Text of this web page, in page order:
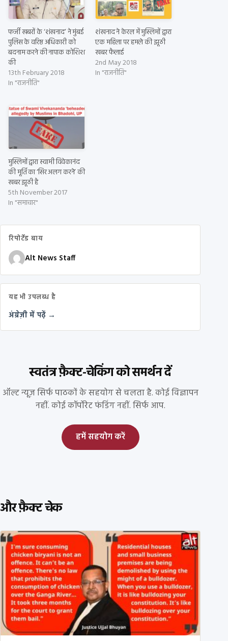
फर्जी खबरों के ‘शंखनाद’ ने मुंबई
पुलिस के वरिष्ठ अधिकारी को
बदनाम करने की नापाक कोशिश
की
13th February 2018
In "राजनीति"
शंखनाद ने केरल में मुस्लिमों द्वारा
एक महिला पर हमले की झूठी
खबर फैलाई
2nd May 2018
In "राजनीति"
मुस्लिमों द्वारा स्वामी विवेकानंद
की मूर्ति का ‘सिर अलग करने’ की
खबर झूठी है
5th November 2017
In "समाचार"
रिपोर्टेड बाय
Alt News Staff
यह भी उपलब्ध है
अंग्रेज़ी में पढ़ें →
स्वतंत्र फ़ैक्ट-चेकिंग को समर्थन दें
ऑल्ट न्यूज़ सिर्फ पाठकों के सहयोग से चलता है. कोई विज्ञापन
नहीं. कोई कॉर्पोरेट फंडिंग नहीं. सिर्फ आप.
हमें सहयोग करें
और फ़ैक्ट चेक